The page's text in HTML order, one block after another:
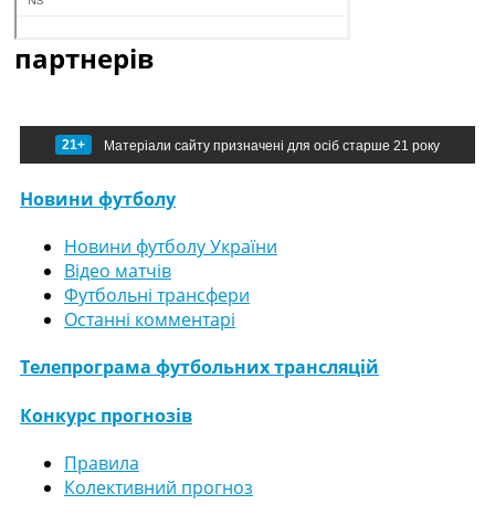
партнерів
21+ Матеріали сайту призначені для осіб старше 21 року
Новини футболу
Новини футболу України
Відео матчів
Футбольні трансфери
Останні комментарі
Телепрограма футбольних трансляцій
Конкурс прогнозів
Правила
Колективний прогноз